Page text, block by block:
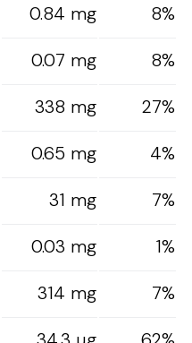
0.84 mg
8%
0.07 mg
8%
338 mg
27%
0.65 mg
4%
31 mg
7%
0.03 mg
1%
314 mg
7%